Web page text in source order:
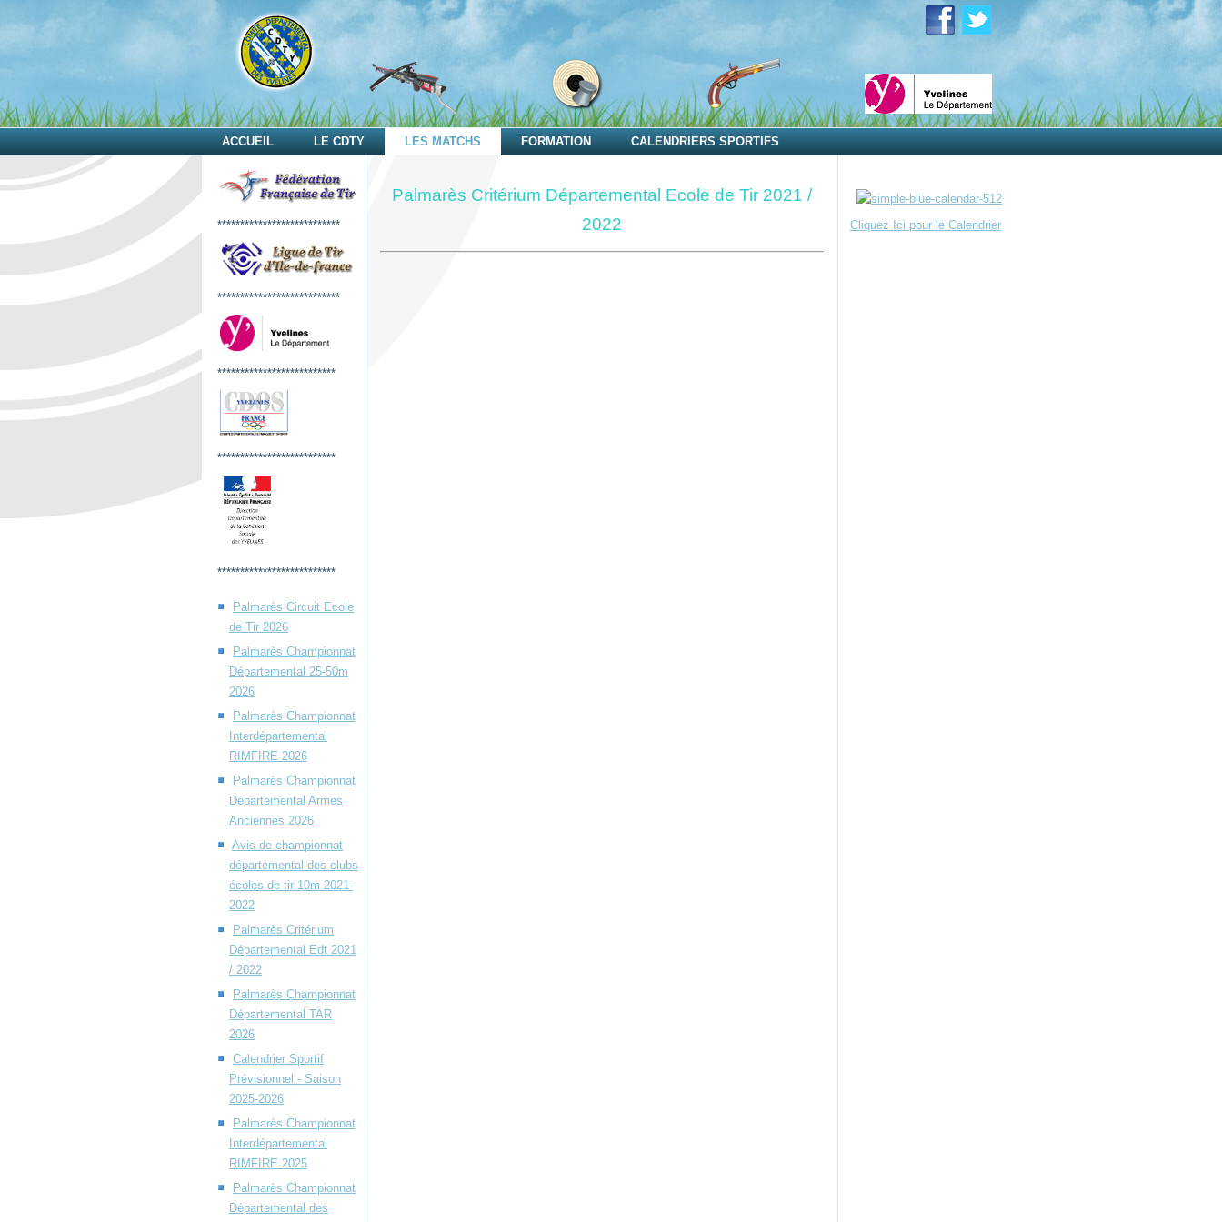
ACCUEIL LE CDTY LES MATCHS FORMATION CALENDRIERS SPORTIFS
***************************
***************************
**************************
**************************
**************************
Palmarès Circuit Ecole
de Tir 2026
Palmarès Championnat
Départemental 25-50m
2026
Palmarès Championnat
Interdépartemental
RIMFIRE 2026
Palmarès Championnat
Départemental Armes
Anciennes 2026
Avis de championnat
départemental des clubs
écoles de tir 10m 2021-
2022
Palmarès Critérium
Départemental Edt 2021
/ 2022
Palmarès Championnat
Départemental TAR
2026
Calendrier Sportif
Prévisionnel - Saison
2025-2026
Palmarès Championnat
Interdépartemental
RIMFIRE 2025
Palmarès Championnat
Départemental des
Palmarès Critérium Départemental Ecole de Tir 2021 /
2022
Cliquez Ici pour le Calendrier